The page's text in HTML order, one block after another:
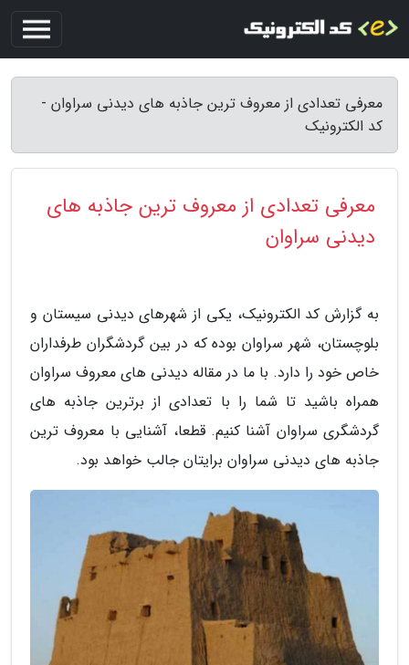
معرفی تعدادی از معروف ترین جاذبه های دیدنی سراوان -
کد الکترونیک
معرفی تعدادی از معروف ترین جاذبه های
دیدنی سراوان
به گزارش کد الکترونیک، یکی از شهرهای دیدنی سیستان و
بلوچستان، شهر سراوان بوده که در بین گردشگران طرفداران
خاص خود را دارد. با ما در مقاله دیدنی های معروف سراوان
همراه باشید تا شما را با تعدادی از برترین جاذبه های
گردشگری سراوان آشنا کنیم. قطعا، آشنایی با معروف ترین
جاذبه های دیدنی سراوان برایتان جالب خواهد بود.